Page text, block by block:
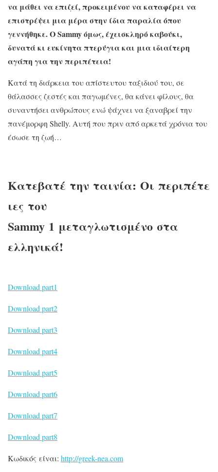
να μάθει να επιζεί, προκειμένου να καταφέρει να
επιστρέψει μια μέρα στην ίδια παραλία όπου
γεννήθηκε. Ο Sammy όμως, έχεισκληρό καβούκι,
δυνατά κι ευκίνητα πτερύγια και μια ιδιαίτερη
αγάπη για την περιπέτεια!
Κατά τη διάρκεια του απίστευτου ταξιδιού του, σε
θάλασσες ζεστές και παγωμένες, θα κάνει φίλους, θα
συναντήσει ανθρώπους ενώ ψάχνει να ξαναβρεί την
πανέμορφη Shelly. Αυτή που πριν από αρκετά χρόνια του
έσωσε τη ζωή…
Κατεβατέ την ταινία: Οι περιπέτε
ιες του
Sammy 1 μεταγλωτισμένο στα
ελληνικά!
Download part1
Download part2
Download part3
Download part4
Download part5
Download part6
Download part7
Download part8
Κωδικός είναι: http://greek-nea.com